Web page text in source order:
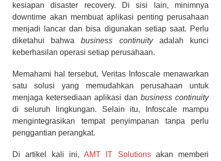
kesiapan disaster recovery. Di sisi lain, minimnya
downtime akan membuat aplikasi penting perusahaan
menjadi lancar dan bisa digunakan setiap saat. Perlu
diketahui bahwabusiness continuityadalah kunci
keberhasilan operasi setiap perusahaan.
Memahami hal tersebut, Veritas Infoscale menawarkan
satu solusi yang memudahkan perusahaan untuk
menjaga ketersediaan aplikasi dan business continuity
di seluruh lingkungan. Selain itu, Infoscale mampu
mengintegrasikan tempat penyimpanan tanpa perlu
penggantian perangkat.
Di artikel kali ini, AMT IT Solutionsakan memberi